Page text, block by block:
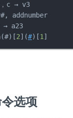
c → v3
→ a23
2](#)[1 ]
选项